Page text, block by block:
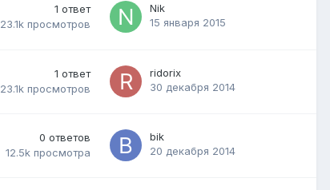
1 ответ
23.1k просмотров
Nik
15 января 2015
1 ответ
23.1k просмотров
ridorix
30 декабря 2014
0 ответов
12.5k просмотра
bik
20 декабря 2014